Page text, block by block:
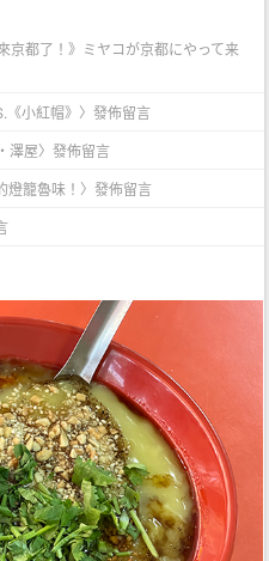
京都了！》ミヤコが京都にやって来
《小紅帽》 〉發佈留言
澤屋〉發佈留言
燈籠魯味！ 〉發佈留言